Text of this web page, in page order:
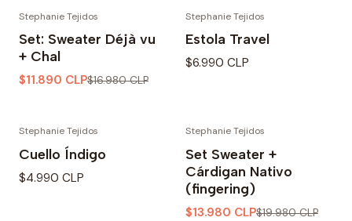
Stephanie Tejidos
Set: Sweater Déjà vu
+ Chal
$11.890 CLP$16.980 CLP
Stephanie Tejidos
Estola Travel
$6.990 CLP
Stephanie Tejidos
Cuello Índigo
$4.990 CLP
Stephanie Tejidos
Set Sweater +
Cárdigan Nativo
(fingering)
$13.980 CLP$19.980 CLP